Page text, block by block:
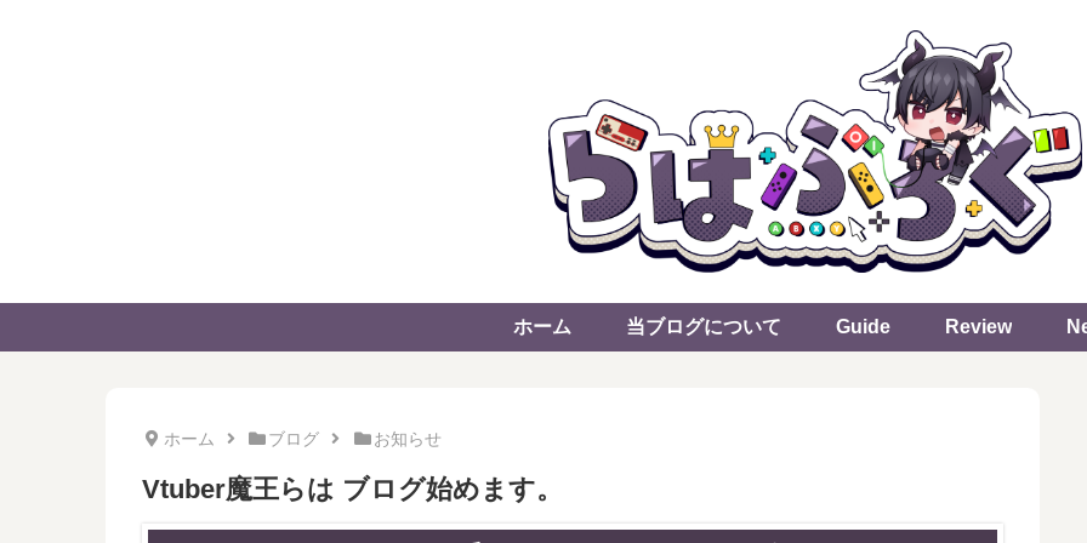
ホーム 当ブログについて Guide Review
ホーム ブログ お知らせ
Vtuber魔王らは ブログ始めます。